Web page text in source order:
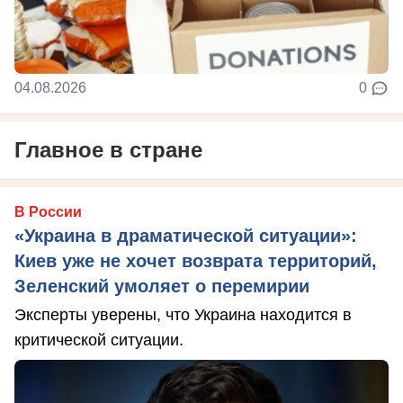
04.08.2026 0
Главное в стране
В России
«Украина в драматической ситуации»:
Киев уже не хочет возврата территорий,
Зеленский умоляет о перемирии
Эксперты уверены, что Украина находится в
критической ситуации.